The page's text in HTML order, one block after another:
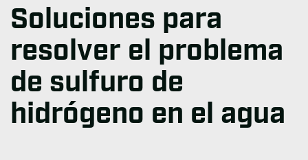
Soluciones para
resolver el problema
de sulfuro de
hidrógeno en el agua